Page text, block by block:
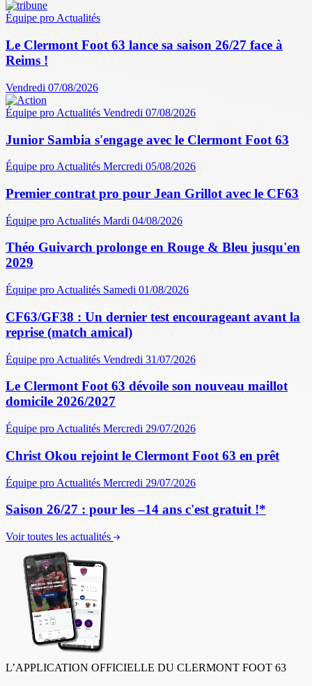
Équipe proActualités
Le Clermont Foot 63 lance sa saison 26/27 face à
Reims !
Vendredi 07/08/2026
Équipe pro Actualités Vendredi 07/08/2026
Junior Sambia s'engage avec le Clermont Foot 63
Équipe pro Actualités Mercredi 05/08/2026
Premier contrat pro pour Jean Grillot avec le CF63
Équipe pro Actualités Mardi 04/08/2026
Théo Guivarch prolonge en Rouge & Bleu jusqu'en
2029
Équipe pro Actualités Samedi 01/08/2026
CF63/GF38 : Un dernier test encourageant avant la
reprise (match amical)
Équipe pro Actualités Vendredi 31/07/2026
Le Clermont Foot 63 dévoile son nouveau maillot
domicile 2026/2027
Équipe pro Actualités Mercredi 29/07/2026
Christ Okou rejoint le Clermont Foot 63 en prêt
Équipe pro Actualités Mercredi 29/07/2026
Saison 26/27 : pour les –14 ans c'est gratuit !*
Voir toutes les actualités
L’APPLICATION OFFICIELLE DU CLERMONT FOOT 63